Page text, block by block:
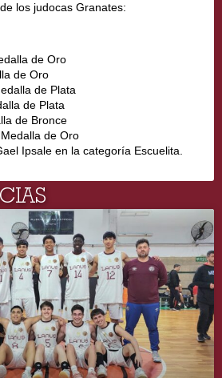
los judocas Granates:
de Oro
de Oro
de Plata
de Plata
de Bronce
de Oro
Ipsale en la categoría Escuelita.